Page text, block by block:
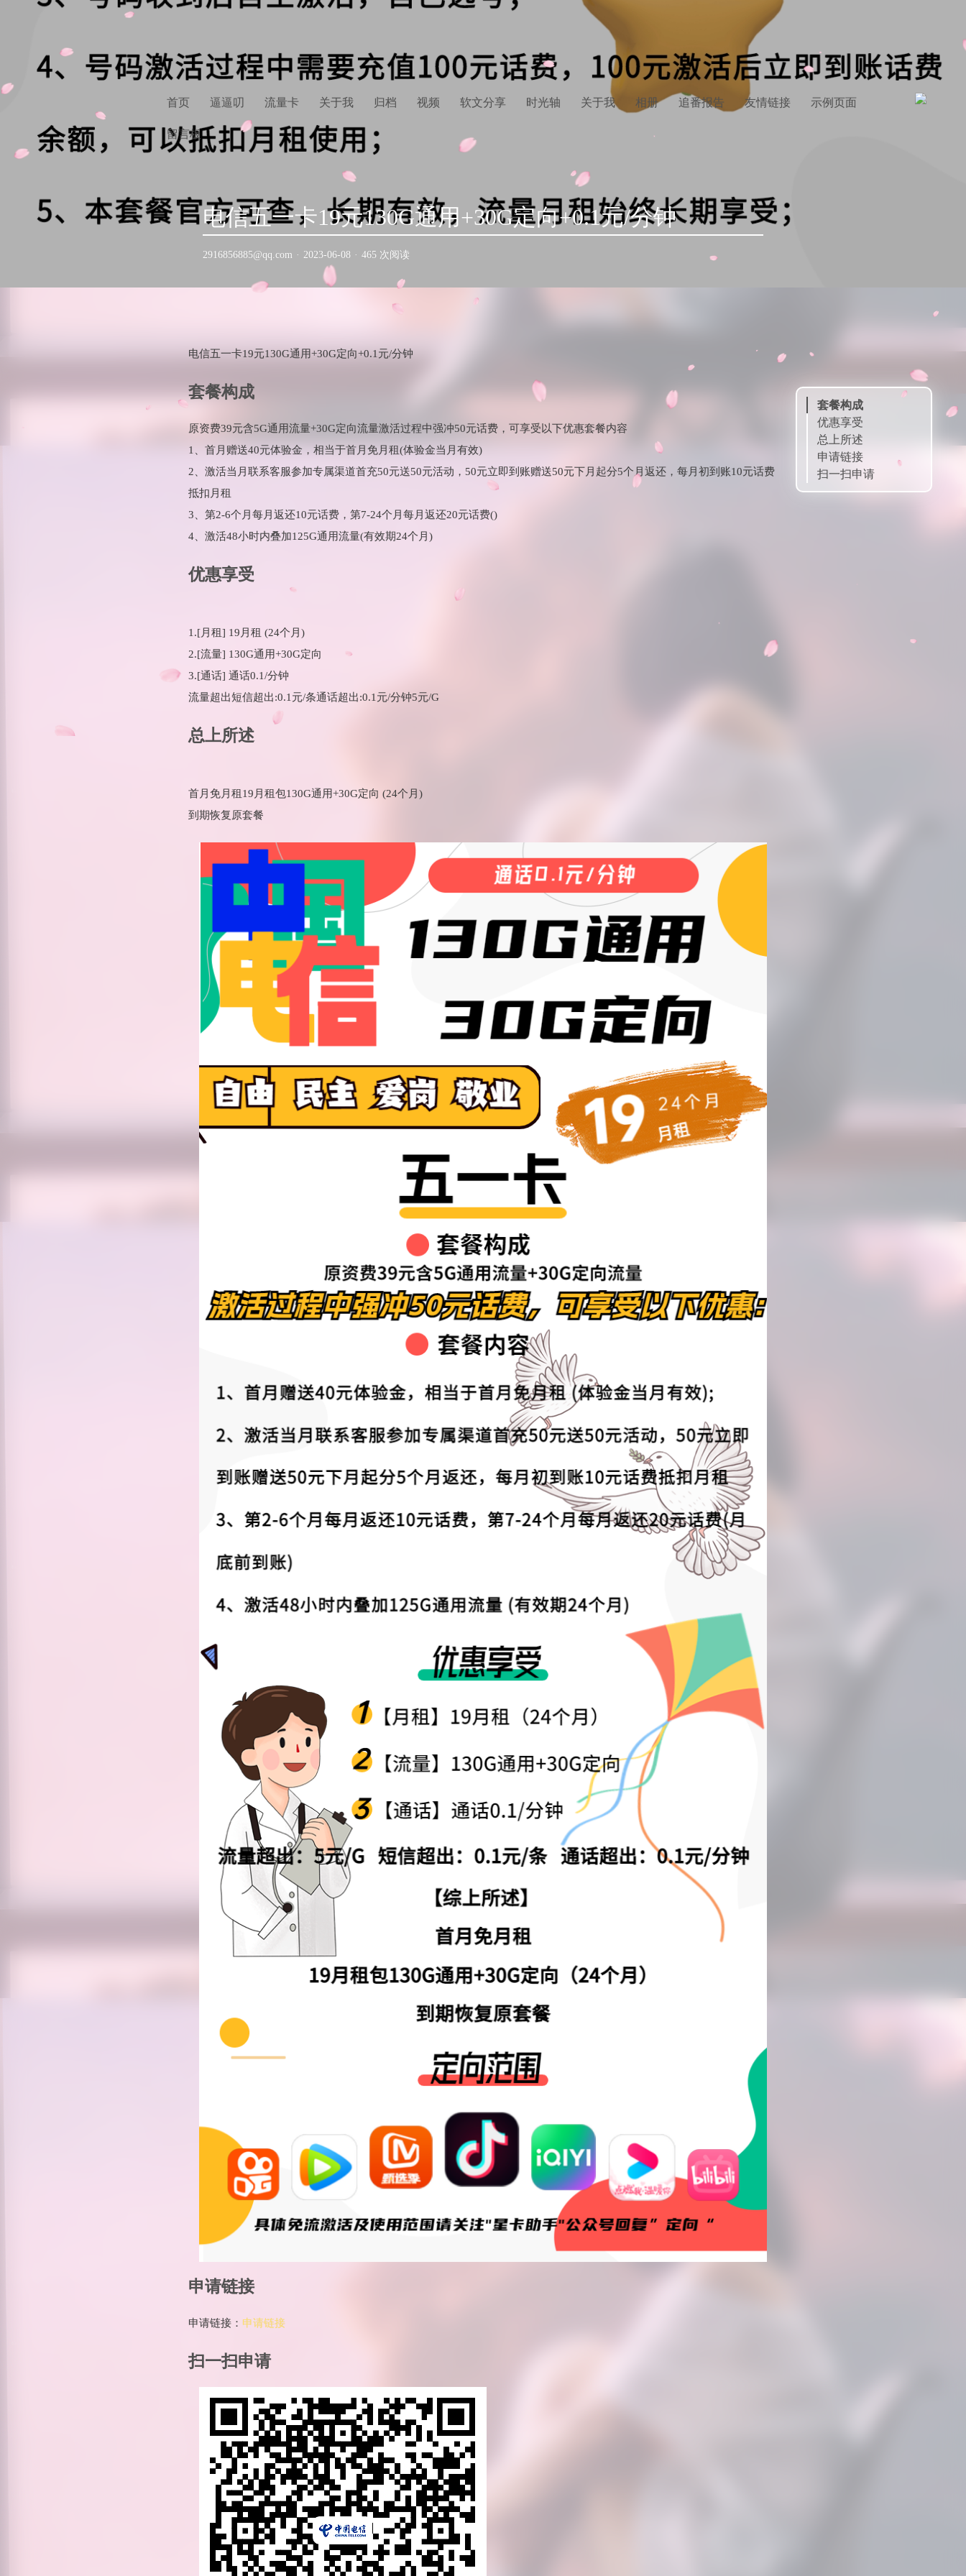
首页 逼逼叨 流量卡 关于我 归档 视频 软文分享 时光轴 关于我 相册 追番报告 友情链接 示例页面
留言板
电信五一卡19元130G通用+30G定向+0.1元/分钟
2916856885@qq.com · 2023-06-08 · 465 次阅读
电信五一卡19元130G通用+30G定向+0.1元/分钟
套餐构成
原资费39元含5G通用流量+30G定向流量激活过程中强冲50元话费，可享受以下优惠套餐内容
1、首月赠送40元体验金，相当于首月免月租(体验金当月有效)
2、激活当月联系客服参加专属渠道首充50元送50元活动，50元立即到账赠送50元下月起分5个月返还，每月初到账10元话费
抵扣月租
3、第2-6个月每月返还10元话费，第7-24个月每月返还20元话费()
4、激活48小时内叠加125G通用流量(有效期24个月)
优惠享受
1.[月租] 19月租 (24个月)
2.[流量] 130G通用+30G定向
3.[通话] 通话0.1/分钟
流量超出短信超出:0.1元/条通话超出:0.1元/分钟5元/G
总上所述
首月免月租19月租包130G通用+30G定向 (24个月)
到期恢复原套餐
申请链接
申请链接： 申请链接
扫一扫申请
套餐构成
优惠享受
总上所述
申请链接
扫一扫申请